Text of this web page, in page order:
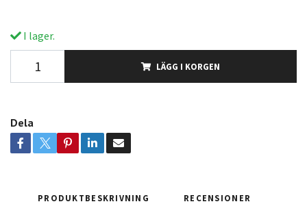
I lager.
LÄGG I KORGEN
Dela
PRODUKTBESKRIVNING RECENSIONER